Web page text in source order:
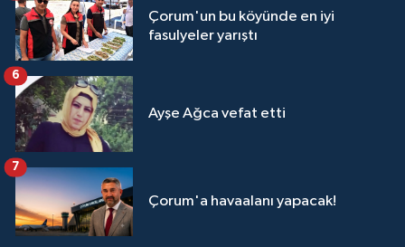
Çorum'un bu köyünde en iyi
fasulyeler yarıştı
Ayşe Ağca vefat etti
6
Çorum'a havaalanı yapacak!
7